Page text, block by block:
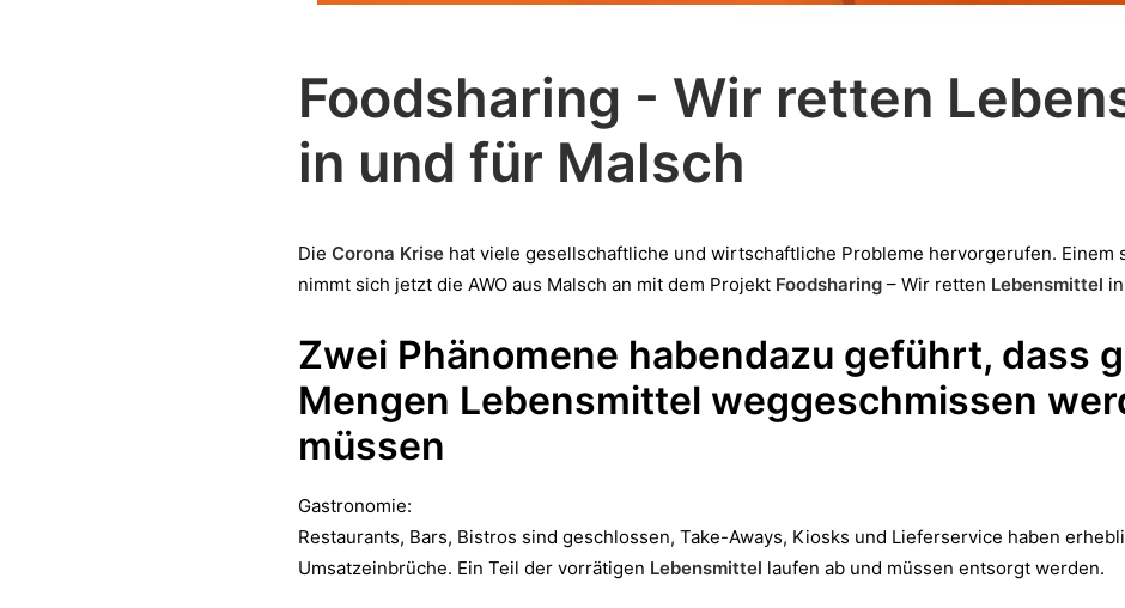
Foodsharing - Wir retten
in und für Malsch
Die Corona Krise hat viele gesellschaftliche und wirtschaftliche Probleme hervorgerufen. Einem
nimmt sich jetzt die AWO aus Malsch an mit dem Projekt Foodsharing – Wir retten Lebensmittel
Zwei Phänomene habendazu geführt, dass
Mengen Lebensmittel weggeschmissen
müssen
Gastronomie:
Restaurants, Bars, Bistros sind geschlossen, Take-Aways, Kiosks und Lieferservice haben
Umsatzeinbrüche. Ein Teil der vorrätigen Lebensmittel laufen ab und müssen entsorgt werden.